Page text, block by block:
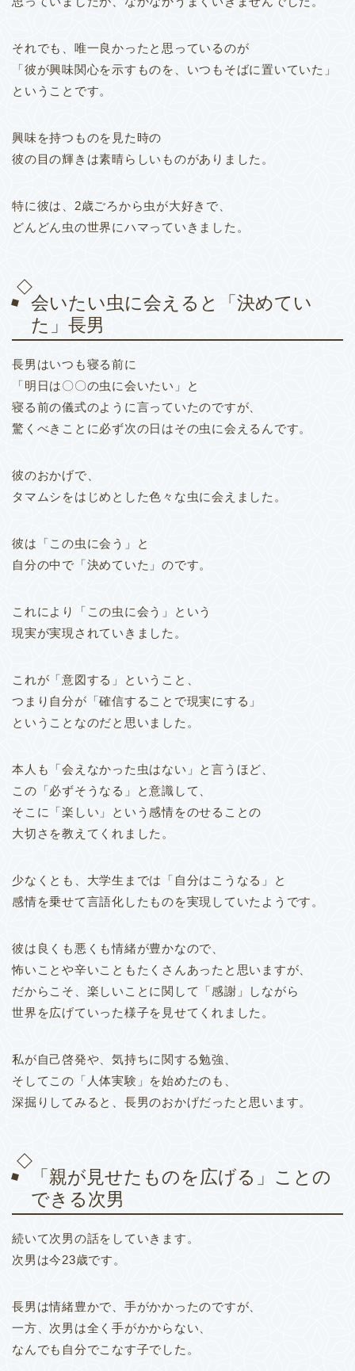
それでも、唯一良かったと思っているのが
「彼が興味関心を示すものを、いつもそばに置いていた」
ということです。
興味を持つものを見た時の
彼の目の輝きは素晴らしいものがありました。
特に彼は、2歳ごろから虫が大好きで、
どんどん虫の世界にハマっていきました。
会いたい虫に会えると「決めてい
た」長男
長男はいつも寝る前に
「明日は〇〇の虫に会いたい」と
寝る前の儀式のように言っていたのですが、
驚くべきことに必ず次の日はその虫に会えるんです。
彼のおかげで、
タマムシをはじめとした色々な虫に会えました。
彼は「この虫に会う」と
自分の中で「決めていた」のです。
これにより「この虫に会う」という
現実が実現されていきました。
これが「意図する」ということ、
つまり自分が「確信することで現実にする」
ということなのだと思いました。
本人も「会えなかった虫はない」と言うほど、
この「必ずそうなる」と意識して、
そこに「楽しい」という感情をのせることの
大切さを教えてくれました。
少なくとも、大学生までは「自分はこうなる」と
感情を乗せて言語化したものを実現していたようです。
彼は良くも悪くも情緒が豊かなので、
怖いことや辛いこともたくさんあったと思いますが、
だからこそ、楽しいことに関して「感謝」しながら
世界を広げていった様子を見せてくれました。
私が自己啓発や、気持ちに関する勉強、
そしてこの「人体実験」を始めたのも、
深掘りしてみると、長男のおかげだったと思います。
「親が見せたものを広げる」ことの
できる次男
続いて次男の話をしていきます。
次男は今23歳です。
長男は情緒豊かで、手がかかったのですが、
一方、次男は全く手がかからない、
なんでも自分でこなす子でした。